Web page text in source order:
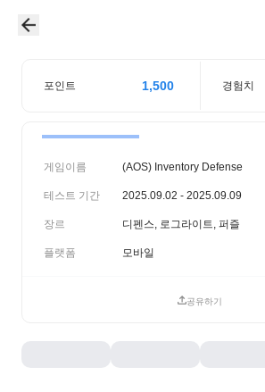
포인트 1,500 경험치
게임이름 (AOS) Inventory Defense
테스트 기간 2025.09.02 - 2025.09.09
장르 디펜스, 로그라이트, 퍼즐
플랫폼 모바일
공유하기